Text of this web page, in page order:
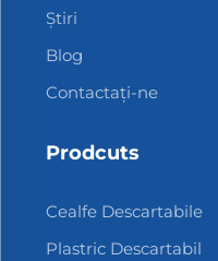
Știri
Blog
Contactați-ne
Prodcuts
Cealfe Descartabile
Plastric Descartabil